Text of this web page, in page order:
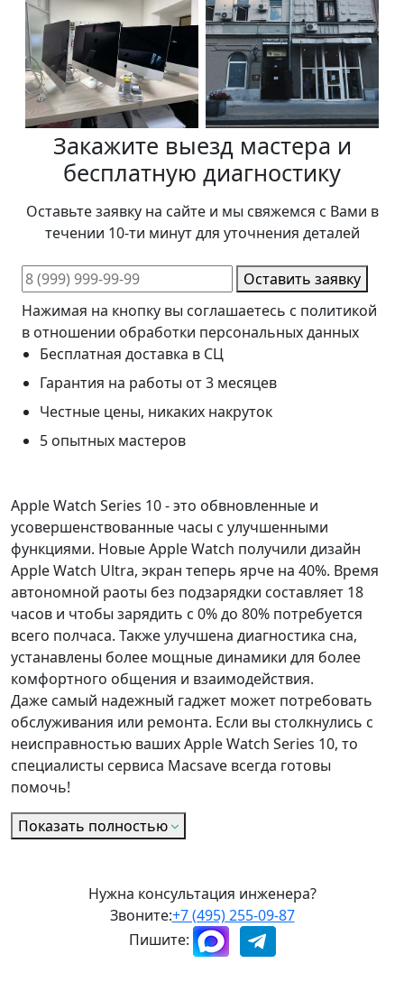
Закажите выезд мастера и
бесплатную диагностику
Оставьте заявку на сайте и мы свяжемся с Вами в
течении 10-ти минут для уточнения деталей
Оставить заявку
Нажимая на кнопку вы соглашаетесь с политикой
в отношении обработки персональных данных
Бесплатная доставка в СЦ
Гарантия на работы от 3 месяцев
Честные цены, никаких накруток
5 опытных мастеров
Apple Watch Series 10 - это обвновленные и
усовершенствованные часы с улучшенными
функциями. Новые Apple Watch получили дизайн
Apple Watch Ultra, экран теперь ярче на 40%. Время
автономной раоты без подзарядки составляет 18
часов и чтобы зарядить с 0% до 80% потребуется
всего полчаса. Также улучшена диагностика сна,
устанавлены более мощные динамики для более
комфортного общения и взаимодействия.
Даже самый надежный гаджет может потребовать
обслуживания или ремонта. Если вы столкнулись с
неисправностью ваших Apple Watch Series 10, то
специалисты сервиса Macsave всегда готовы
помочь!
Показать полностью
Нужна консультация инженера?
Звоните:+7 (495) 255-09-87
Пишите: